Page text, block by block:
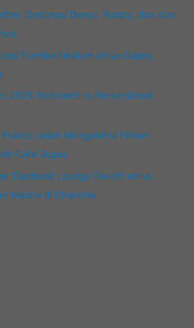
Destinasi Donat, Pastry, dan Kopi
Furnitur Modern untuk Dapur,
2026 Approach to Personalised
untuk Mengetahui Pilihan
Café Zupas
Destinasi Lounge Favorit untuk
Malam di Charlotte